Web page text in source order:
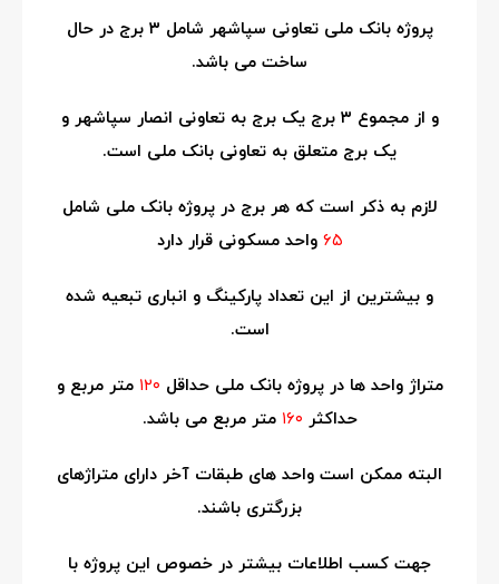
پروژه بانک ملی تعاونی سپاشهر شامل ۳ برج در حال
ساخت می باشد.
و از مجموع ۳ برج یک برج به تعاونی انصار سپاشهر و
یک برج متعلق به تعاونی بانک ملی است.
لازم به ذکر است که هر برج در پروژه بانک ملی شامل
۶۵ واحد مسکونی قرار دارد
و بیشترین از این تعداد پارکینگ و انباری تبعیه شده
است.
متراژ واحد ها در پروژه بانک ملی حداقل ۱۲۰ متر مربع و
حداکثر ۱۶۰ متر مربع می باشد.
البته ممکن است واحد های طبقات آخر دارای متراژهای
بزرگتری باشند.
جهت کسب اطلاعات بیشتر در خصوص این پروژه با